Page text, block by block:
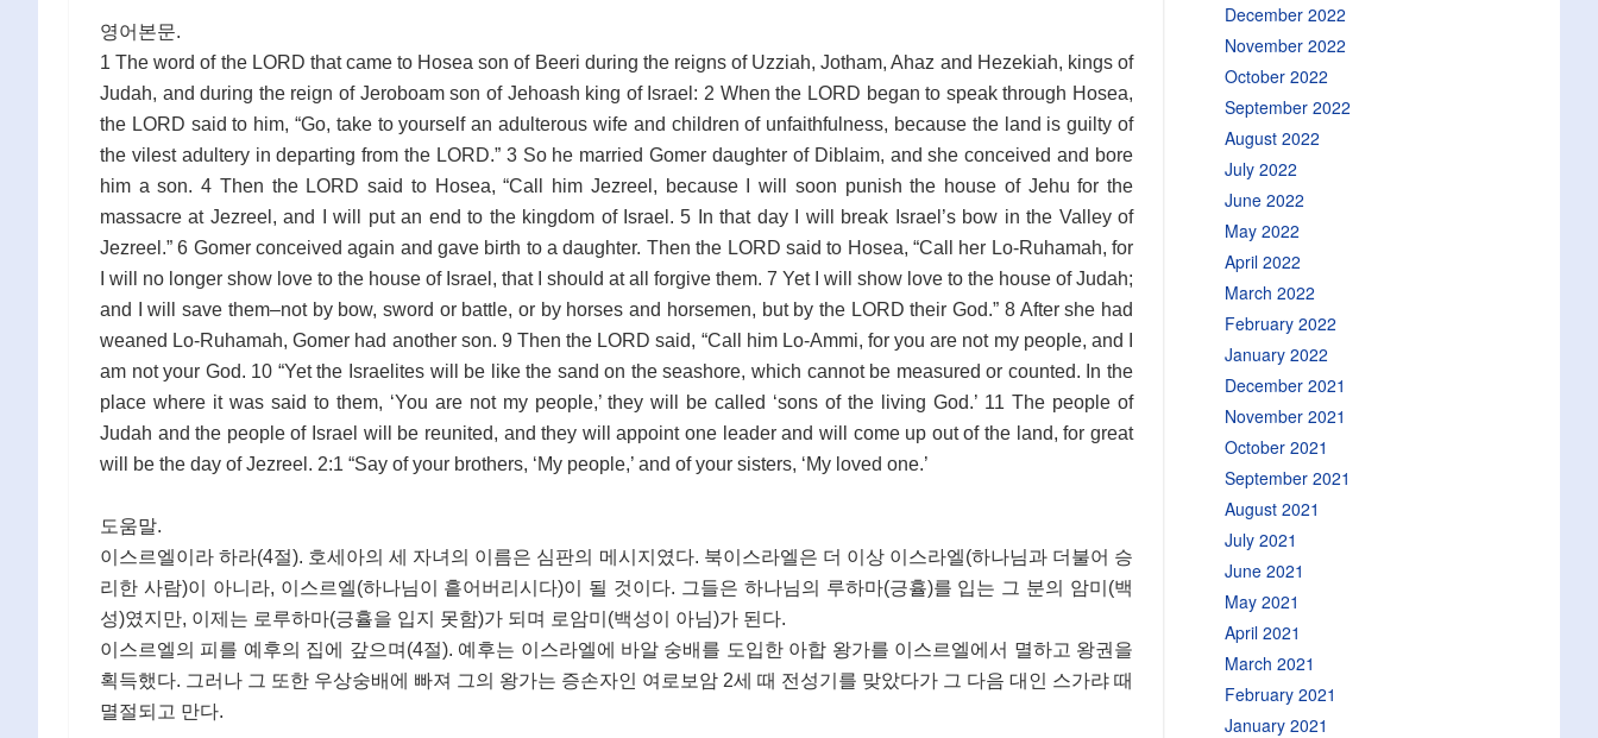
영어본문.
1 The word of the LORD that came to Hosea son of Beeri during the reigns of Uzziah, Jotham, Ahaz and Hezekiah, kings of
Judah, and during the reign of Jeroboam son of Jehoash king of Israel: 2 When the LORD began to speak through Hosea,
the LORD said to him, “Go, take to yourself an adulterous wife and children of unfaithfulness, because the land is guilty of
the vilest adultery in departing from the LORD.” 3 So he married Gomer daughter of Diblaim, and she conceived and bore
him a son. 4 Then the LORD said to Hosea, “Call him Jezreel, because I will soon punish the house of Jehu for the
massacre at Jezreel, and I will put an end to the kingdom of Israel. 5 In that day I will break Israel’s bow in the Valley of
Jezreel.” 6 Gomer conceived again and gave birth to a daughter. Then the LORD said to Hosea, “Call her Lo-Ruhamah, for
I will no longer show love to the house of Israel, that I should at all forgive them. 7 Yet I will show love to the house of Judah;
and I will save them–not by bow, sword or battle, or by horses and horsemen, but by the LORD their God.” 8 After she had
weaned Lo-Ruhamah, Gomer had another son. 9 Then the LORD said, “Call him Lo-Ammi, for you are not my people, and I
am not your God. 10 “Yet the Israelites will be like the sand on the seashore, which cannot be measured or counted. In the
place where it was said to them, ‘You are not my people,’ they will be called ‘sons of the living God.’ 11 The people of
Judah and the people of Israel will be reunited, and they will appoint one leader and will come up out of the land, for great
will be the day of Jezreel. 2:1 “Say of your brothers, ‘My people,’ and of your sisters, ‘My loved one.’
도움말.
이스르엘이라 하라(4절). 호세아의 세 자녀의 이름은 심판의 메시지였다. 북이스라엘은 더 이상 이스라엘(하나님과 더불어 승
리한 사람)이 아니라, 이스르엘(하나님이 흩어버리시다)이 될 것이다. 그들은 하나님의 루하마(긍휼)를 입는 그 분의 암미(백
성)였지만, 이제는 로루하마(긍휼을 입지 못함)가 되며 로암미(백성이 아님)가 된다.
이스르엘의 피를 예후의 집에 갚으며(4절). 예후는 이스라엘에 바알 숭배를 도입한 아합 왕가를 이스르엘에서 멸하고 왕권을
획득했다. 그러나 그 또한 우상숭배에 빠져 그의 왕가는 증손자인 여로보암 2세 때 전성기를 맞았다가 그 다음 대인 스가랴 때
멸절되고 만다.
December 2022
November 2022
October 2022
September 2022
August 2022
July 2022
June 2022
May 2022
April 2022
March 2022
February 2022
January 2022
December 2021
November 2021
October 2021
September 2021
August 2021
July 2021
June 2021
May 2021
April 2021
March 2021
February 2021
January 2021